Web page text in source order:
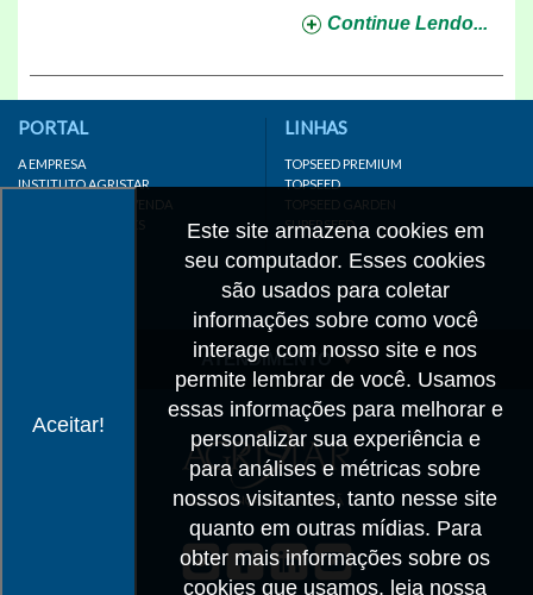
Continue Lendo...
Aceitar!
Este site armazena cookies em
seu computador. Esses cookies
são usados para coletar
informações sobre como você
interage com nosso site e nos
permite lembrar de você. Usamos
essas informações para melhorar e
personalizar sua experiência e
para análises e métricas sobre
nossos visitantes, tanto nesse site
quanto em outras mídias. Para
obter mais informações sobre os
cookies que usamos, leia nossa
PORTAL
A EMPRESA
INSTITUTO AGRISTAR
DISTRIBUIDOR/REVENDA
LINKS IMPORTANTES
LINHAS
TOPSEED PREMIUM
TOPSEED
TOPSEED GARDEN
SUPERSEED
ATENDIMENTO
CADASTRO
TRABALHE CONOSCO